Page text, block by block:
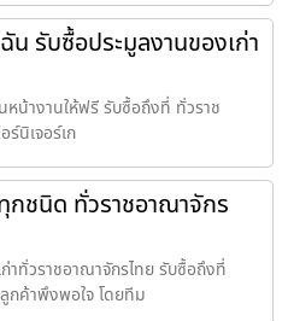
น รับซื้อประมูลงานของเก่า
หน้างานให้ฟรี รับซื้อถึงที่ ทั่วราช
นิเจอร์เก
กชนิด ทั่วราชอาณาจักร
าทั่วราชอาณาจักรไทย รับซื้อถึงที่
กค้าพึงพอใจ โดยทีม